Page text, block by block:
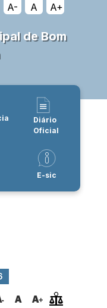
A- A A+
de Bom
Diário
Oficial
E-sic